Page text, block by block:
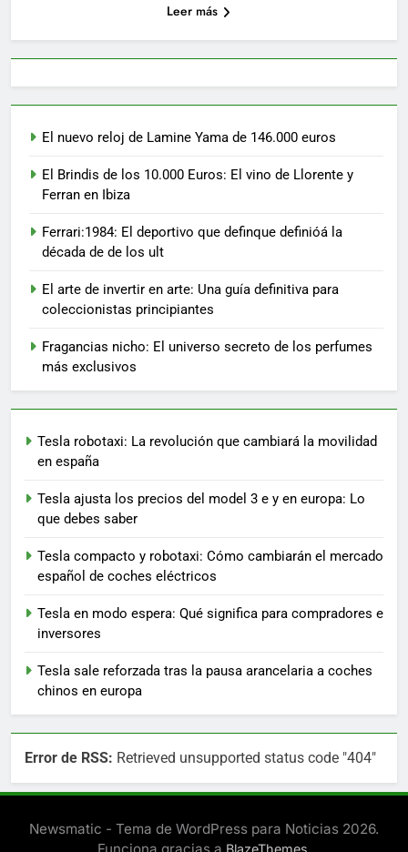
Leer más
El nuevo reloj de Lamine Yama de 146.000 euros
El Brindis de los 10.000 Euros: El vino de Llorente y
Ferran en Ibiza
Ferrari:1984: El deportivo que definque definióá la
década de de los ult
El arte de invertir en arte: Una guía definitiva para
coleccionistas principiantes
Fragancias nicho: El universo secreto de los perfumes
más exclusivos
Tesla robotaxi: La revolución que cambiará la movilidad
en españa
Tesla ajusta los precios del model 3 e y en europa: Lo
que debes saber
Tesla compacto y robotaxi: Cómo cambiarán el mercado
español de coches eléctricos
Tesla en modo espera: Qué significa para compradores e
inversores
Tesla sale reforzada tras la pausa arancelaria a coches
chinos en europa
Error de RSS: Retrieved unsupported status code "404"
Newsmatic - Tema de WordPress para Noticias 2026.
BlazeThemes